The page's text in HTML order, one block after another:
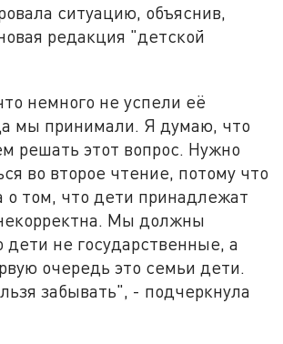
ситуацию, объяснив,
редакция "детской
немного не успели её
мы принимали. Я думаю, что
решать этот вопрос. Нужно
во второе чтение, потому что
о том, что дети принадлежат
Мы должны
дети не государственные, а
очередь это семьи дети.
забывать", - подчеркнула